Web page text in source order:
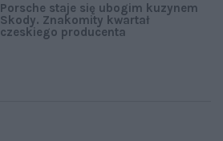
Porsche staje się ubogim kuzynem
Skody. Znakomity kwartał
czeskiego producenta